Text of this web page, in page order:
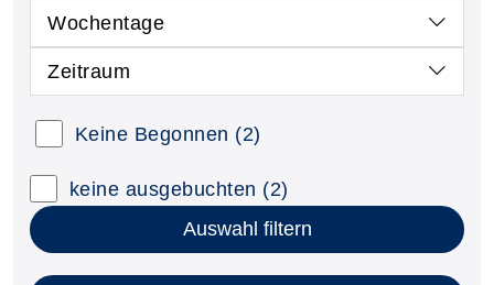
Wochentage
Zeitraum
Keine Begonnen (2)
keine ausgebuchten (2)
Auswahl filtern